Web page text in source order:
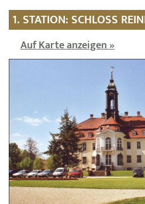
1. STATION: SCHLOSS
Auf Karte anzeigen »